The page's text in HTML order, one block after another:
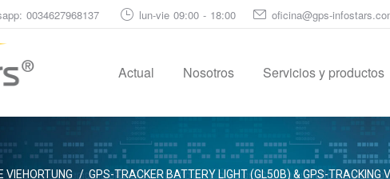
0034627968137 lun-vie 09:00 - 18:00 oficina@gps-
Actual Nosotros Servicios y productos
VIEHORTUNG GPS-TRACKER BATTERY LIGHT (GL50B) & GPS-TRACKING